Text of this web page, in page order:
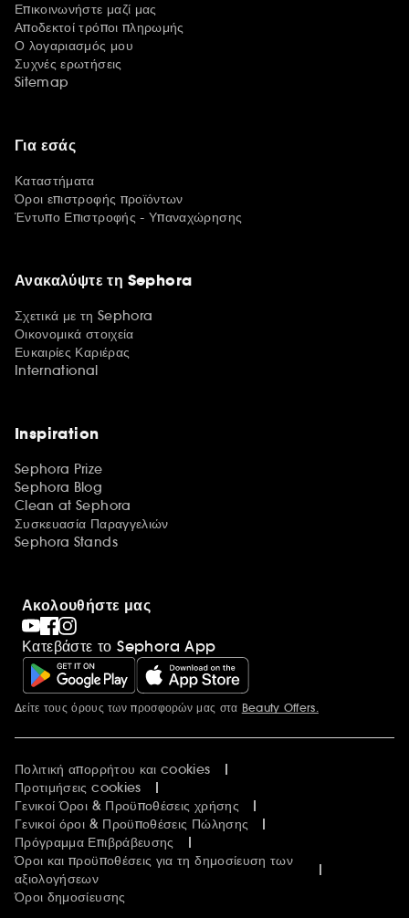
Επικοινωνήστε μαζί μας
Αποδεκτοί τρόποι πληρωμής
Ο λογαριασμός μου
Συχνές ερωτήσεις
Sitemap
Για εσάς
Καταστήματα
Όροι επιστροφής προϊόντων
Έντυπο Επιστροφής - Υπαναχώρησης
Ανακαλύψτε τη Sephora
Σχετικά με τη Sephora
Οικονομικά στοιχεία
Ευκαιρίες Καριέρας
International
Inspiration
Sephora Prize
Sephora Blog
Clean at Sephora
Συσκευασία Παραγγελιών
Sephora Stands
Ακολουθήστε μας
Κατεβάστε το Sephora App
Περισσότερες πληροφορίες
Δείτε τους όρους των προσφορών μας στα Beauty Offers.
Πολιτική απορρήτου και cookies
Προτιμήσεις cookies
Γενικοί Όροι & Προϋποθέσεις χρήσης
Γενικοί όροι & Προϋποθέσεις Πώλησης
Πρόγραμμα Επιβράβευσης
Όροι και προϋποθέσεις για τη δημοσίευση των
αξιολογήσεων
Όροι δημοσίευσης